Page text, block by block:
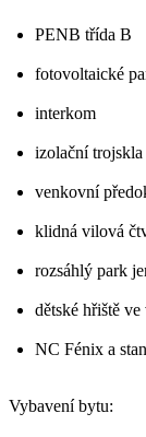
PENB třída B
fotovoltaické
interkom
izolační trojskla
venkovní
klidná vilová
rozsáhlý park
dětské hřiště
NC Fénix a
Vybavení bytu: